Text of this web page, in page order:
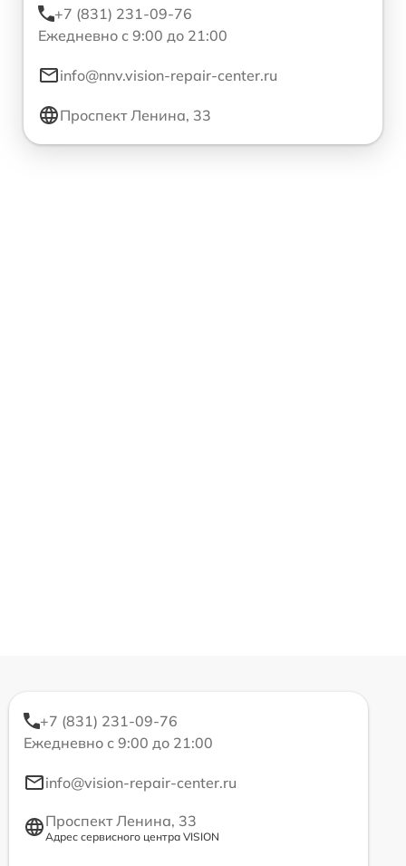
+7 (831) 231-09-76
Ежедневно с 9:00 до 21:00
info@nnv.vision-repair-center.ru
Проспект Ленина, 33
+7 (831) 231-09-76
Ежедневно с 9:00 до 21:00
info@vision-repair-center.ru
Проспект Ленина, 33
Адрес сервисного центра VISION